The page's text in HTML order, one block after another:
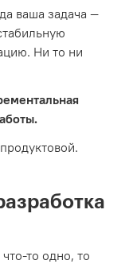
ваша задача —
Ни то ни
то одно, то